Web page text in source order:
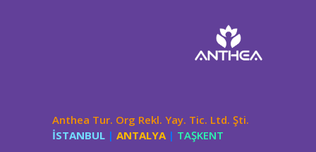
Anthea Tur. Org Rekl. Yay. Tic. Ltd. Şti.
İSTANBUL | ANTALYA | TAŞKENT